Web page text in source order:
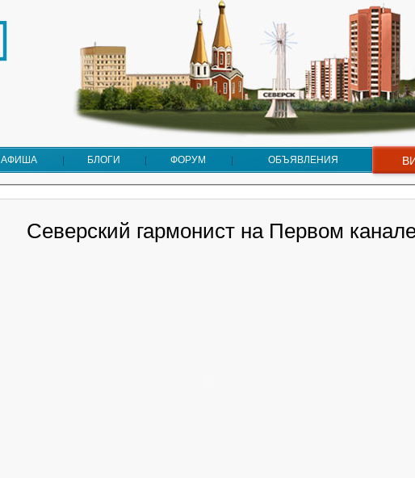
АФИША БЛОГИ ФОРУМ ОБЪЯВЛЕНИЯ
Северский гармонист на Первом